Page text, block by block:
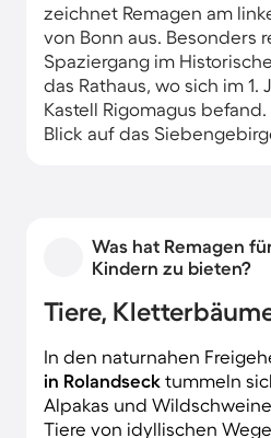
zeichnet Remagen am
von Bonn aus. Besonders
Spaziergang im
das Rathaus, wo sich im 1.
Kastell Rigomagus
Blick auf das
Was hat Remagen
Kindern zu bieten?
Tiere,
In den naturnahen
in Rolandseck tummeln
Alpakas und
Tiere von idyllischen